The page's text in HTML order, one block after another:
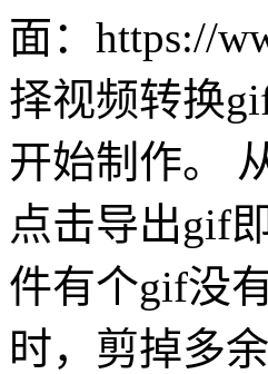
面：https://
择视频转换
开始制作。
点击导出gif
件有个gif没
时，剪掉多